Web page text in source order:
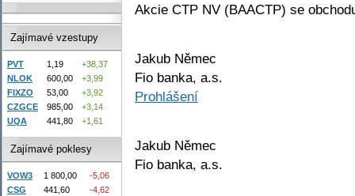
Akcie CTP NV (BAACTP) se
Jakub Němec
Fio banka, a.s.
Prohlášení
Jakub Němec
Fio banka, a.s.
Zajímavé vzestupy
PVT 1,19
+38,37
NLOK
600,00
+3,99
FIXZO
53,00
+3,92
CZGCE
985,00
+3,14
UQA
441,80 +1,61
Zajímavé poklesy
VOW3 1 800,00
-5,06
CSG
441,60
-4,62